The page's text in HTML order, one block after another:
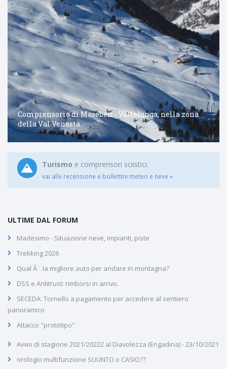
Comprensorio di Maseben - Vallelunga, nella zona
della Val Venosta.
Turismo e comprensori sciistici.
vai alle recensione e bollettini meteo e neve »
ULTIME DAL FORUM
Madesimo - Situazione neve, impianti, piste
Trekking 2026
Qual Ã¨ la migliore auto per andare in montagna?
DSS e Antitrust: rimborsi in arrivo.
SECEDA: Tornello a pagamento per accedere al sentiero
panoramico
Attacco "prototipo"
Avvio di stagione 2021/20222 al Diavolezza (Engadina) - 23/10/2021
orologio multifunzione SUUNTO o CASIO??